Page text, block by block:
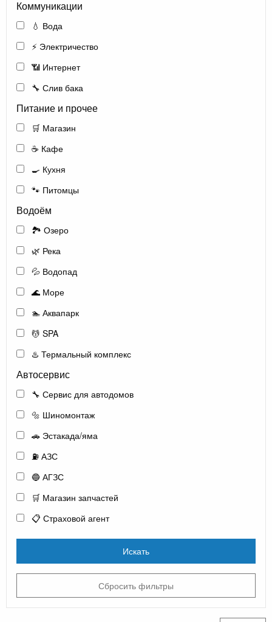
Коммуникации
💧 Вода
⚡ Электричество
📶 Интернет
🔧 Слив бака
Питание и прочее
🛒 Магазин
☕ Кафе
🍳 Кухня
🐾 Питомцы
Водоём
🏞️ Озеро
🌿 Река
💦 Водопад
🌊 Море
🏊 Аквапарк
💆 SPA
♨️ Термальный комплекс
Автосервис
🔧 Сервис для автодомов
🔩 Шиномонтаж
🚗 Эстакада/яма
⛽ АЗС
🔵 АГЗС
🛒 Магазин запчастей
📋 Страховой агент
Искать
Сбросить фильтры